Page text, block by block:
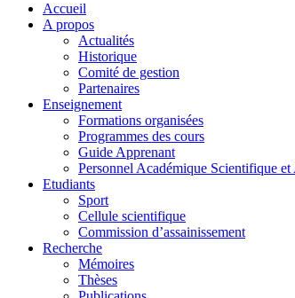
Accueil
A propos
Actualités
Historique
Comité de gestion
Partenaires
Enseignement
Formations organisées
Programmes des cours
Guide Apprenant
Personnel Académique Scientifique
Etudiants
Sport
Cellule scientifique
Commission d’assainissement
Recherche
Mémoires
Thèses